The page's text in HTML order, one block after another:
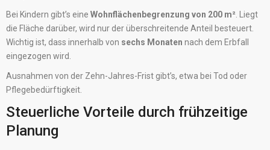
Bei Kindern gibt’s eine Wohnflächenbegrenzung von 200 m² . Liegt
die Fläche darüber, wird nur der überschreitende Anteil besteuert.
Wichtig ist, dass innerhalb von sechs Monaten nach dem Erbfall
eingezogen wird.
Ausnahmen von der Zehn-Jahres-Frist gibt’s, etwa bei Tod oder
Pflegebedürftigkeit.
Steuerliche Vorteile durch frühzeitige
Planung